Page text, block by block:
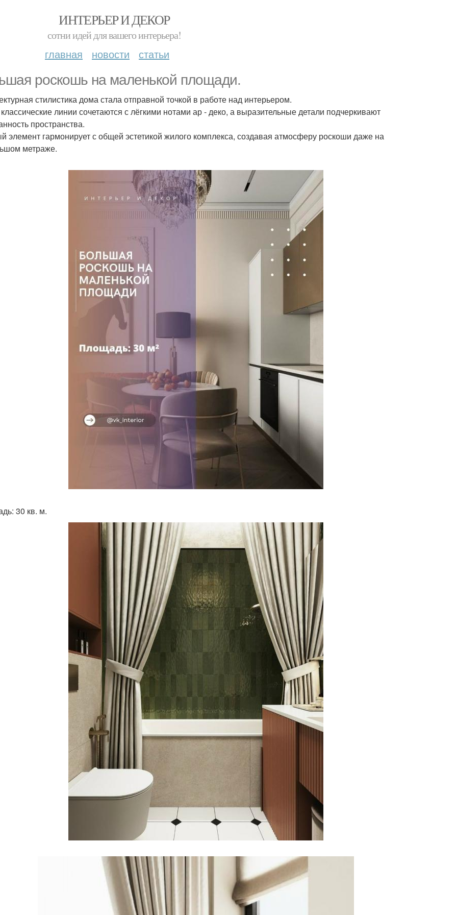
ИНТЕРЬЕР И ДЕКОР
сотни идей для вашего интерьера!
главная новости статьи
роскошь на маленькой площади.
стилистика дома стала отправной точкой в работе над интерьером.
линии сочетаются с лёгкими нотами ар - деко, а выразительные детали подчеркивают
пространства.
элемент гармонирует с общей эстетикой жилого комплекса, создавая атмосферу роскоши даже на
метраже.
30 кв. м.